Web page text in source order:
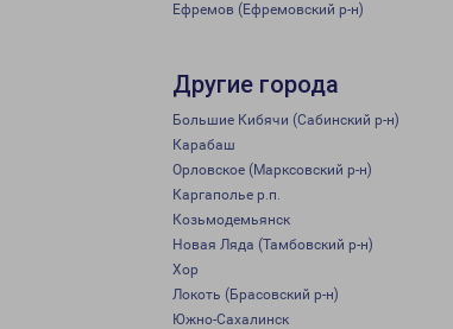
Ефремов (Ефремовский р-н)
Другие города
Большие Кибячи (Сабинский р-н)
Карабаш
Орловское (Марксовский р-н)
Каргаполье р.п.
Козьмодемьянск
Новая Ляда (Тамбовский р-н)
Хор
Локоть (Брасовский р-н)
Южно-Сахалинск